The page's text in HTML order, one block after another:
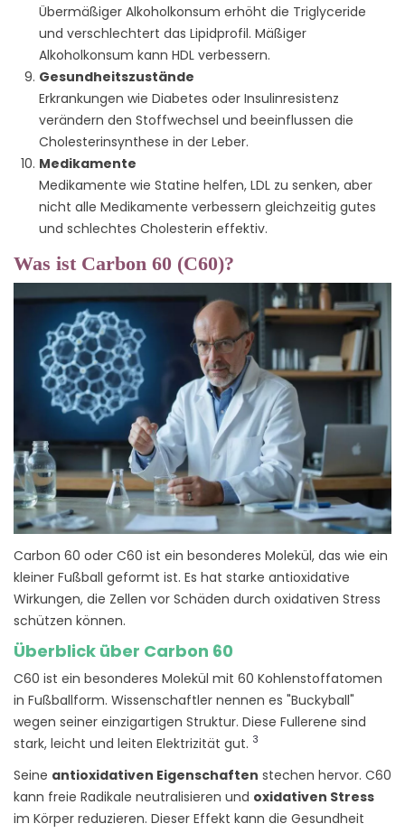
Übermäßiger Alkoholkonsum erhöht die Triglyceride
und verschlechtert das Lipidprofil. Mäßiger
Alkoholkonsum kann HDL verbessern.
Gesundheitszustände
Erkrankungen wie Diabetes oder Insulinresistenz
verändern den Stoffwechsel und beeinflussen die
Cholesterinsynthese in der Leber.
Medikamente
Medikamente wie Statine helfen, LDL zu senken, aber
nicht alle Medikamente verbessern gleichzeitig gutes
und schlechtes Cholesterin effektiv.
Was ist Carbon 60 (C60)?
Carbon 60 oder C60 ist ein besonderes Molekül, das wie ein
kleiner Fußball geformt ist. Es hat starke antioxidative
Wirkungen, die Zellen vor Schäden durch oxidativen Stress
schützen können.
Überblick über Carbon 60
C60 ist ein besonderes Molekül mit 60 Kohlenstoffatomen
in Fußballform. Wissenschaftler nennen es "Buckyball"
wegen seiner einzigartigen Struktur. Diese Fullerene sind
stark, leicht und leiten Elektrizität gut. 3
Seine antioxidativen Eigenschaften stechen hervor. C60
kann freie Radikale neutralisieren und oxidativen Stress
im Körper reduzieren. Dieser Effekt kann die Gesundheit